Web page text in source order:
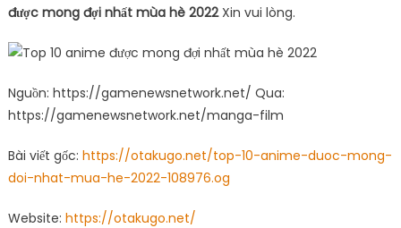
được mong đợi nhất mùa hè 2022Xin vui lòng.
Nguồn: https://gamenewsnetwork.net/ Qua:
https://gamenewsnetwork.net/manga-film
Bài viết gốc: https://otakugo.net/top-10-anime-duoc-mong-
doi-nhat-mua-he-2022-108976.og
Website: https://otakugo.net/